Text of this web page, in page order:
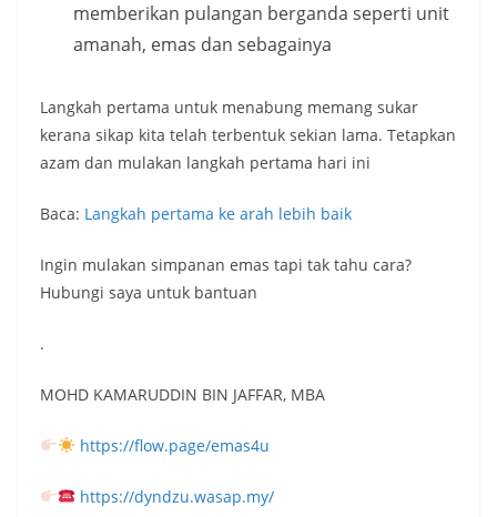
memberikan pulangan berganda seperti unit
amanah, emas dan sebagainya
Langkah pertama untuk menabung memang sukar
kerana sikap kita telah terbentuk sekian lama. Tetapkan
azam dan mulakan langkah pertama hari ini
Baca: Langkah pertama ke arah lebih baik
Ingin mulakan simpanan emas tapi tak tahu cara?
Hubungi saya untuk bantuan
.
MOHD KAMARUDDIN BIN JAFFAR, MBA
https://flow.page/emas4u
https://dyndzu.wasap.my/